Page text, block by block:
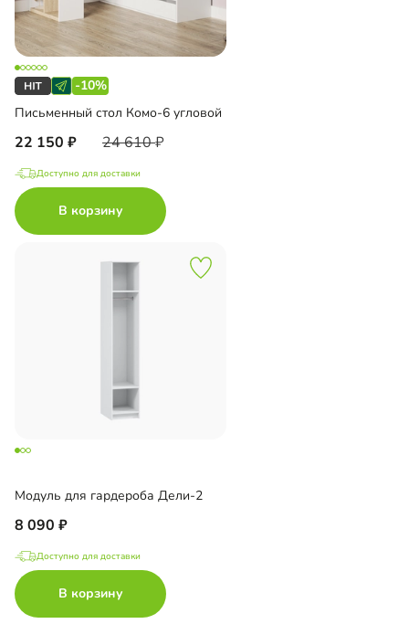
-10%
Письменный стол Комо-6 угловой
22 150 24 610
Доступно для доставки
В корзину
Модуль для гардероба Дели-2
8 090
Доступно для доставки
В корзину